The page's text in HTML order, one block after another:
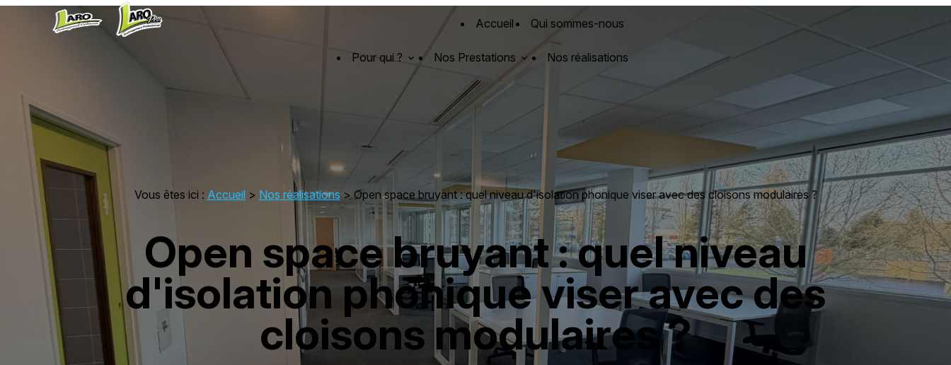
Accueil Qui sommes-nous
Pour qui ? Nos Prestations Nos réalisations
Vous êtes ici : Accueil > Nos réalisations > Open space bruyant : quel niveau d'isolation phonique viser avec des cloisons modulaires ?
Open space bruyant : quel niveau
d'isolation phonique viser avec des
cloisons modulaires ?
Panneau de gestion des cookies